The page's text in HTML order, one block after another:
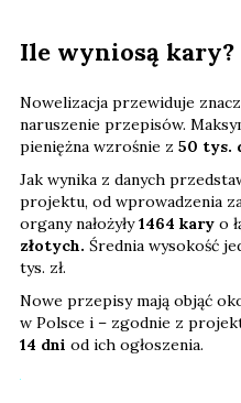
Ile wyniosą kary?
Nowelizacja przewiduje
naruszenie przepisów.
pieniężna wzrośnie z 50 tys.
Jak wynika z danych
projektu, od wprowadzenia
organy nałożyły1464 kary o
złotych. Średnia wysokość
tys. zł.
Nowe przepisy mają objąć
w Polsce i – zgodnie z
14 dni od ich ogłoszenia.